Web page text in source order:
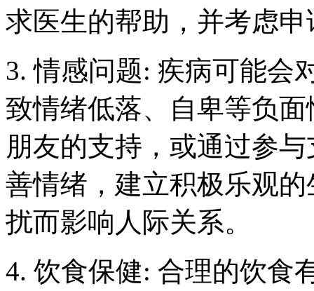
求医生的帮助，并考虑
3. 情感问题: 疾病可能会
致情绪低落、自卑等负
朋友的支持，或通过参
善情绪，建立积极乐观
扰而影响人际关系。
4. 饮食保健: 合理的饮食